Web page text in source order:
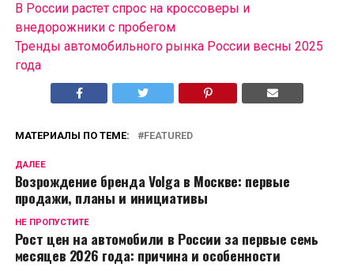
В России растет спрос на кроссоверы и
внедорожники с пробегом
Тренды автомобильного рынка России весны 2025
года
МАТЕРИАЛЫ ПО ТЕМЕ: FEATURED
ДАЛЕЕ
Возрождение бренда Volga в Москве: первые
продажи, планы и инициативы
НЕ ПРОПУСТИТЕ
Рост цен на автомобили в России за первые семь
месяцев 2026 года: причина и особенности